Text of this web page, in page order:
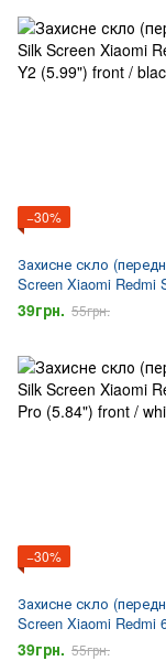
−30%
Захисне скло
Screen Xiaomi Redmi
(5.99") front / black
39грн. 55грн.
−30%
Захисне скло
Screen Xiaomi Redmi
(5.84") front / white
39грн. 55грн.